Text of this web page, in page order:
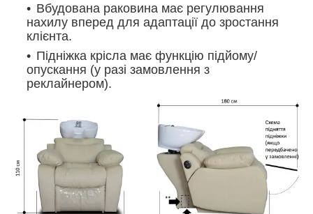
Вбудована раковина має регулювання
нахилу вперед для адаптації до зростання
клієнта.
Підніжка крісла має функцію підйому/
опускання (у разі замовлення з
реклайнером).